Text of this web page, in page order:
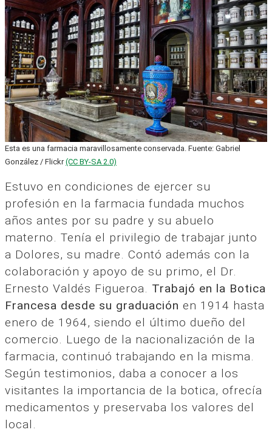
Esta es una farmacia maravillosamente conservada. Fuente: Gabriel
González / Flickr(CC BY-SA 2.0)
Estuvo en condiciones de ejercer su
profesión en la farmacia fundada muchos
años antes por su padre y su abuelo
materno. Tenía el privilegio de trabajar junto
a Dolores, su madre. Contó además con la
colaboración y apoyo de su primo, el Dr.
Ernesto Valdés Figueroa. Trabajó en la Botica
Francesa desde su graduación en 1914 hasta
enero de 1964, siendo el último dueño del
comercio. Luego de la nacionalización de la
farmacia, continuó trabajando en la misma.
Según testimonios, daba a conocer a los
visitantes la importancia de la botica, ofrecía
medicamentos y preservaba los valores del
local.